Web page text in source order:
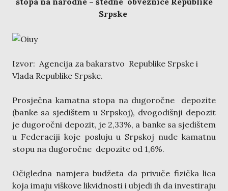
Srpske
Izvor: Agencija za bakarstvo Republike Srpske i
Vlada Republike Srpske.
Prosječna kamatna stopa na dugoročne depozite
(banke sa sjedištem u Srpskoj), dvogodišnji depozit
je dugoročni depozit, je 2,33%, a banke sa sjedištem
u Federaciji koje posluju u Srpskoj nude kamatnu
stopu na dugoročne depozite od 1,6%.
Očigledna namjera budžeta da privuče fizička lica
koja imaju viškove likvidnosti i ubjedi ih da investiraju